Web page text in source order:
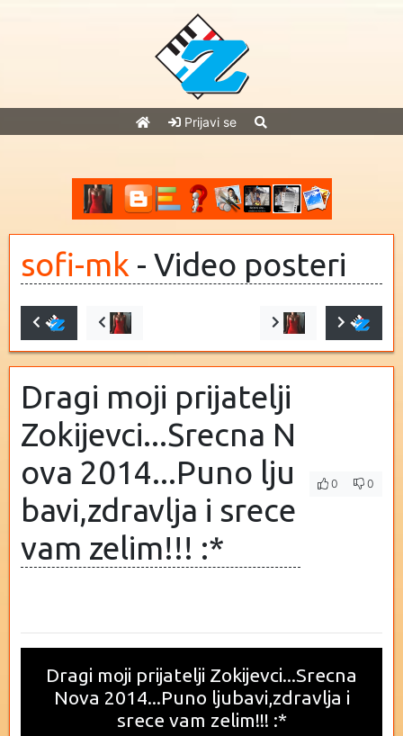
Prijavi se
sofi-mk - Video posteri
Dragi moji prijatelji
Zokijevci...Srecna N
ova 2014...Puno lju
bavi,zdravlja i srece
vam zelim!!! :*
0 0
Dragi moji prijatelji Zokijevci...Srecna
Nova 2014...Puno ljubavi,zdravlja i
srece vam zelim!!! :*